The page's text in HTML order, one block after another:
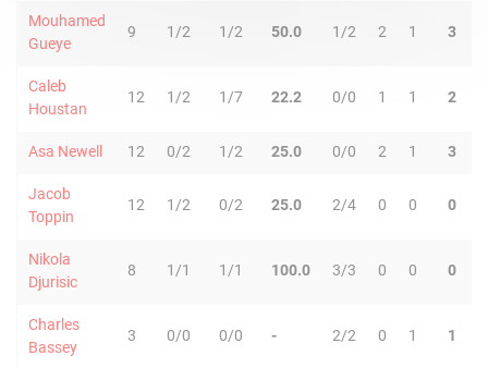
Mouhamed
Gueye
9 1/2 1/2 50.0 1/2 2 1 3
Caleb
Houstan
12 1/2 1/7 22.2 0/0 1 1 2
Asa Newell 12 0/2 1/2 25.0 0/0 2 1 3
Jacob
Toppin
12 1/2 0/2 25.0 2/4 0 0 0
Nikola
Djurisic
8 1/1 1/1 100.0 3/3 0 0 0
Charles
Bassey
3 0/0 0/0 - 2/2 0 1 1